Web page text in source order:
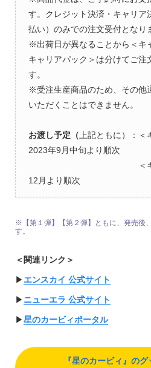
す。クレジット決済・キャリア
払い）のみでの注文受付となり
※出荷日が異なることから＜キ
キャリアパック＞は分けてご注
す。
※受注生産商品のため、その他
いただくことはできません。
お渡し予定（ 上記ともに）：
2023年9月中旬より順次
＜キャリアパ
12月より順次
※【第１弾】【第２弾】ともに、発売後
す。
＜関連リンク＞
▶︎ エンスカイ 公式サイト
▶︎ ニューエラ 公式サイト
▶︎星のカービィポータル
『星のカービィ』の